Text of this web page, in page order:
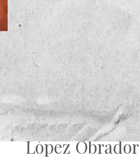
Alberto Uribe
Andrés Manuel
López Obrador